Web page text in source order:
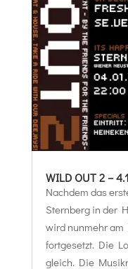
WILD OUT 2 –
Nachdem das
Sternberg in der
wird nunmehr am
fortgesetzt. Die
gleich. Die